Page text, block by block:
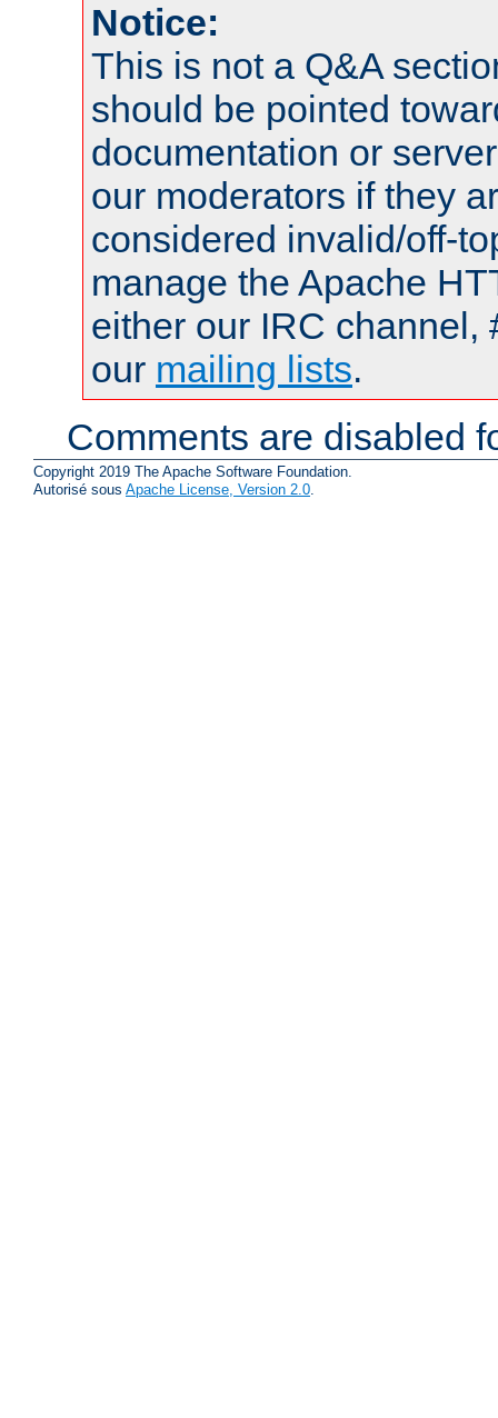
Notice:
This is not a Q&A
should be pointed
documentation or
our moderators if they
considered invalid/off-
manage the Apache
either our IRC channel,
our mailing lists.
Comments are disabled
Copyright 2019 The Apache Software Foundation.
Autorisé sous Apache License, Version 2.0